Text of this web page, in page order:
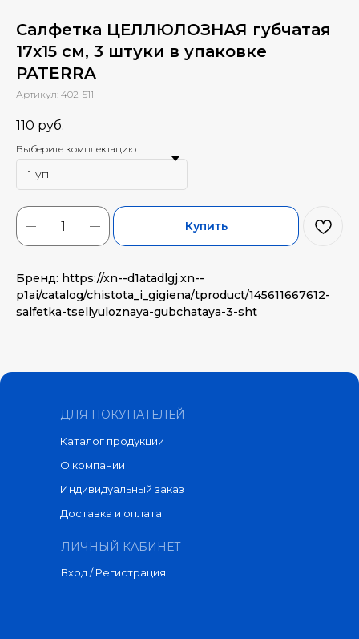
Салфетка ЦЕЛЛЮЛОЗНАЯ губчатая
17х15 см, 3 штуки в упаковке
PATERRA
Артикул: 402-511
110 руб.
Выберите комплектацию
Купить
Бренд: https://xn--d1atadlgj.xn--
p1ai/catalog/chistota_i_gigiena/tproduct/145611667612-
salfetka-tsellyuloznaya-gubchataya-3-sht
ДЛЯ ПОКУПАТЕЛЕЙ
Каталог продукции
Доставка и оплата
ЛИЧНЫЙ КАБИНЕТ
Вход / Регистрация
О компании
Индивидуальный заказ